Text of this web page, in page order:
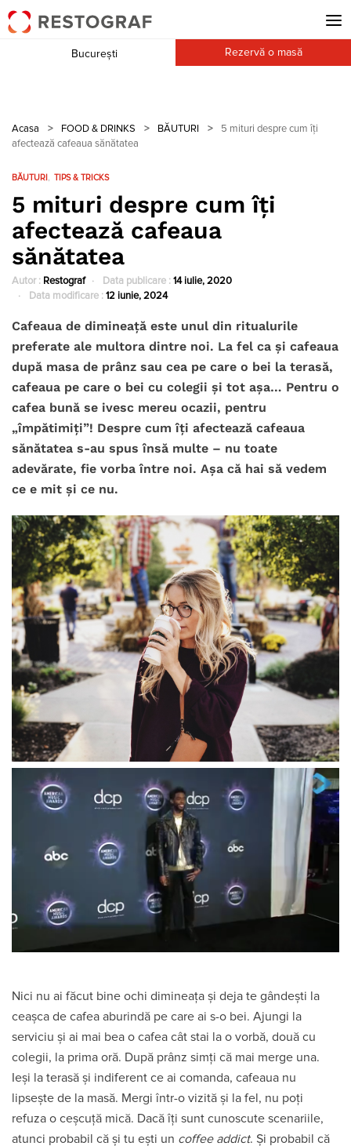
București Rezervă o masă
Acasa > FOOD & DRINKS > BĂUTURI >
5 mituri despre cum îți
afectează cafeaua sănătatea
BĂUTURI TIPS & TRICKS
5 mituri despre cum îți
afectează cafeaua
sănătatea
Autor : Restograf Data publicare : 14 iulie, 2020
Data modificare : 12 iunie, 2024
Cafeaua de dimineață este unul din ritualurile
preferate ale multora dintre noi. La fel ca și cafeaua
după masa de prânz sau cea pe care o bei la terasă,
cafeaua pe care o bei cu colegii și tot așa… Pentru o
cafea bună se ivesc mereu ocazii, pentru
„împătimiți”! Despre cum îți afectează cafeaua
sănătatea s-au spus însă multe – nu toate
adevărate, fie vorba între noi. Așa că hai să vedem
ce e mit și ce nu.
Nici nu ai făcut bine ochi dimineața și deja te gândești la
ceașca de cafea aburindă pe care ai s-o bei. Ajungi la
serviciu și ai mai bea o cafea cât stai la o vorbă, două cu
colegii, la prima oră. După prânz simți că mai merge una.
Ieși la terasă și indiferent ce ai comanda, cafeaua nu
lipsește de la masă. Mergi într-o vizită și la fel, nu poți
refuza o ceșcuță mică. Dacă îți sunt cunoscute scenariile,
atunci probabil că și tu ești un coffee addict. Și probabil că